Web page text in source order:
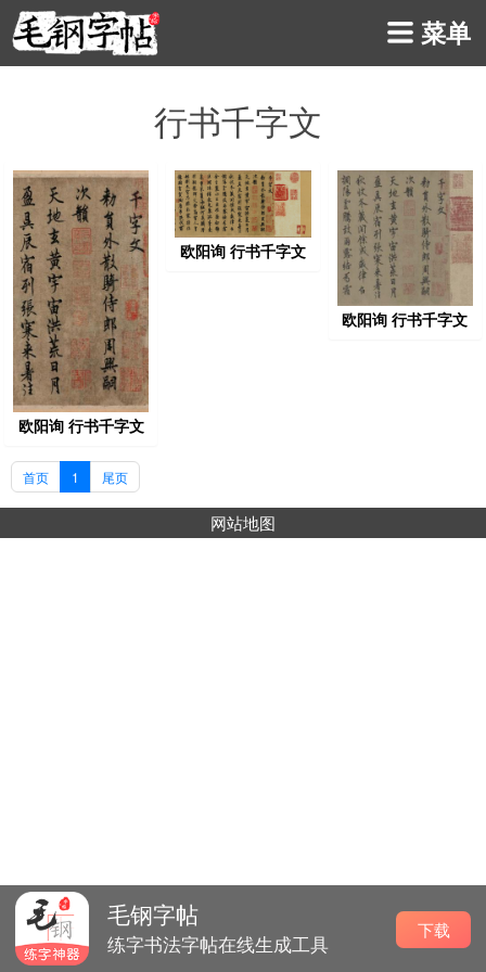
菜单
行书千字文
欧阳询 行书千字文
欧阳询 行书千字文
欧阳询 行书千字文
首页 1 尾页
网站地图
毛钢字帖
练字书法字帖在线生成工具
下载